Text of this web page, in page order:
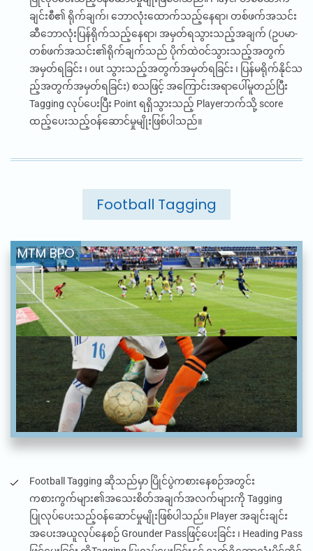
ချင်းစီ၏ ရိုက်ချက်၊ ဘောလုံးထောက်သည့်နေရာ၊ တစ်ဖက်အသင်း
ဆီဘောလုံးပြန်ရိုက်သည့်နေရာ၊ အမှတ်ရသွားသည့်အချက် (ဥပမာ-
တစ်ဖက်အသင်း၏ရိုက်ချက်သည် ပိုက်ထဲဝင်သွားသည့်အတွက်
အမှတ်ရခြင်း ၊ out သွားသည့်အတွက်အမှတ်ရခြင်း ၊ ပြန်မရိုက်နိုင်သ
ည့်အတွက်အမှတ်ရခြင်း) စသဖြင့် အကြောင်းအရာပေါ်မူတည်ပြီး
Tagging လုပ်ပေးပြီး Point ရရှိသွားသည့် Playerဘက်သို့ score
ထည့်ပေးသည့်ဝန်ဆောင်မှုမျိုးဖြစ်ပါသည်။
Football Tagging
Football Tagging ဆိုသည်မှာ ပြိုင်ပွဲကစားနေစဉ်အတွင်း
ကစားကွက်များ၏အသေးစိတ်အချက်အလက်များကို Tagging
ပြုလုပ်ပေးသည့်ဝန်ဆောင်မှုမျိုးဖြစ်ပါသည်။ Player အချင်းချင်း
အပေးအယူလုပ်နေစဉ်Grounder Passဖြင့်ပေးခြင်း ၊ Heading Pass